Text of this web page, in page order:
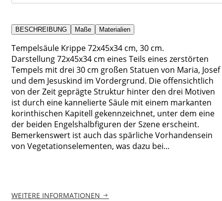
BESCHREIBUNG Maße Materialien
Tempelsäule Krippe 72x45x34 cm, 30 cm.
Darstellung 72x45x34 cm eines Teils eines zerstörten
Tempels mit drei 30 cm großen Statuen von Maria, Josef
und dem Jesuskind im Vordergrund. Die offensichtlich
von der Zeit geprägte Struktur hinter den drei Motiven
ist durch eine kannelierte Säule mit einem markanten
korinthischen Kapitell gekennzeichnet, unter dem eine
der beiden Engelshalbfiguren der Szene erscheint.
Bemerkenswert ist auch das spärliche Vorhandensein
von Vegetationselementen, was dazu bei...
WEITERE INFORMATIONEN